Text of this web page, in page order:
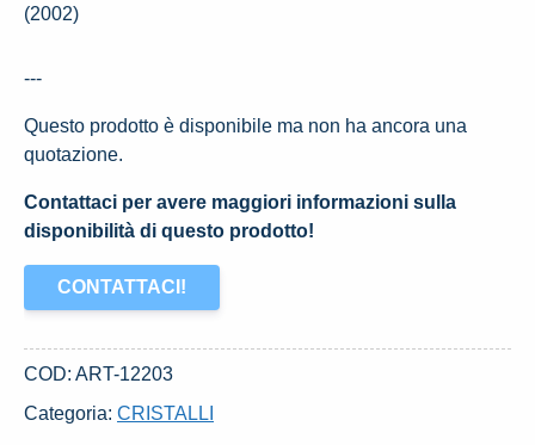
(2002)
---
Questo prodotto è disponibile ma non ha ancora una
quotazione.
Contattaci per avere maggiori informazioni sulla
disponibilità di questo prodotto!
CONTATTACI!
COD: ART-12203
Categoria: CRISTALLI